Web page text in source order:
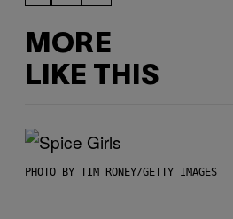
MORE
LIKE THIS
PHOTO BY TIM RONEY/GETTY IMAGES